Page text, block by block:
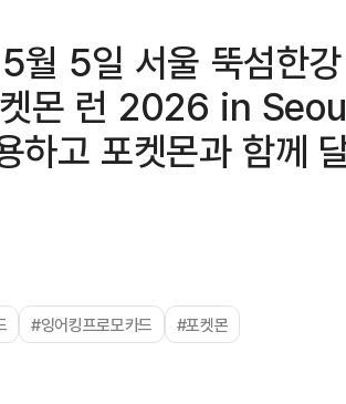
월 5일 서울 뚝섬한
몬 런 2026 in
하고 포켓몬과 함께
#잉어킹프로모카드 #포켓몬